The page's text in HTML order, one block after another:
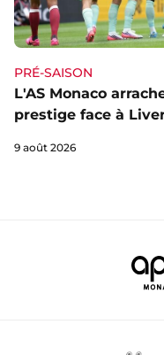
PRÉ-SAISON
L'AS Monaco
prestige face à
9 août 2026